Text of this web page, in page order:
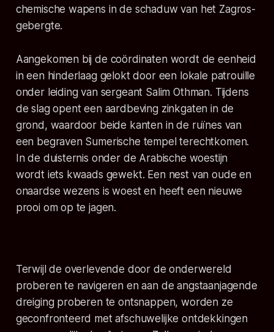
chemische wapens in de schaduw van het Zagros-
gebergte.
Aangekomen bij de coördinaten wordt de eenheid
in een hinderlaag gelokt door een lokale patrouille
onder leiding van sergeant Salim Othman. Tijdens
de slag opent een aardbeving zinkgaten in de
grond, waardoor beide kanten in de ruïnes van
een begraven Sumerische tempel terechtkomen.
In de duisternis onder de Arabische woestijn
wordt iets kwaads gewekt. Een nest van oude en
onaardse wezens is woest en heeft een nieuwe
prooi om op te jagen.
Terwijl de overlevende door de onderwereld
proberen te navigeren en aan de angstaanjagende
dreiging proberen te ontsnappen, worden ze
geconfronteerd met afschuwelijke ontdekkingen